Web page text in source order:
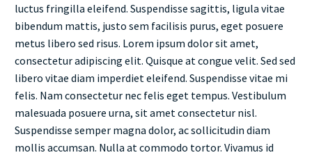
luctus fringilla eleifend. Suspendisse sagittis, ligula vitae
bibendum mattis, justo sem facilisis purus, eget posuere
metus libero sed risus. Lorem ipsum dolor sit amet,
consectetur adipiscing elit. Quisque at congue velit. Sed sed
libero vitae diam imperdiet eleifend. Suspendisse vitae mi
felis. Nam consectetur nec felis eget tempus. Vestibulum
malesuada posuere urna, sit amet consectetur nisl.
Suspendisse semper magna dolor, ac sollicitudin diam
mollis accumsan. Nulla at commodo tortor. Vivamus id